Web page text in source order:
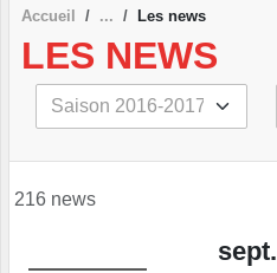
Accueil Les news
LES NEWS
216 news
sept.